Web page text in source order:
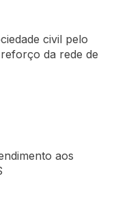
civil pelo
da rede de
aos